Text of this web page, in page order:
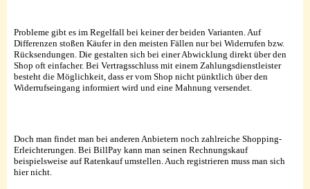
Probleme gibt es im Regelfall bei keiner der beiden Varianten. Auf
Differenzen stoßen Käufer in den meisten Fällen nur bei Widerrufen bzw.
Rücksendungen. Die gestalten sich bei einer Abwicklung direkt über den
Shop oft einfacher. Bei Vertragsschluss mit einem Zahlungsdienstleister
besteht die Möglichkeit, dass er vom Shop nicht pünktlich über den
Widerrufseingang informiert wird und eine Mahnung versendet.
Doch man findet man bei anderen Anbietern noch zahlreiche Shopping-
Erleichterungen. Bei BillPay kann man seinen Rechnungskauf
beispielsweise auf Ratenkauf umstellen. Auch registrieren muss man sich
hier nicht.